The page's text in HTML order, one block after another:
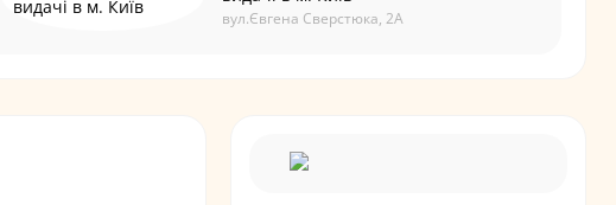
вул.Євгена Сверстюка, 2А